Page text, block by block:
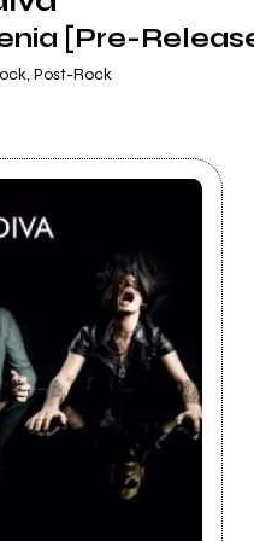
[Pre-
Post-Rock